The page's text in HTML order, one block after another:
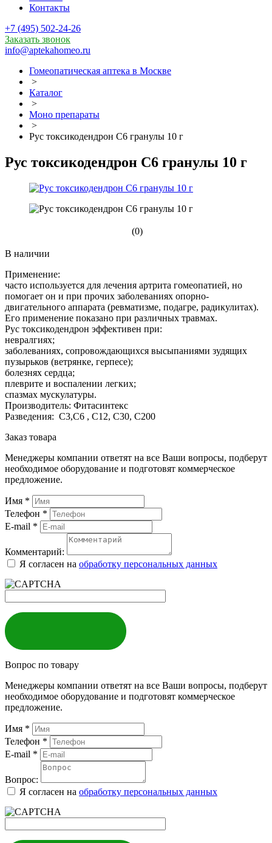
Контакты
+7 (495) 502-24-26
Заказать звонок
info@aptekahomeo.ru
Гомеопатическая аптека в Москве
>
Каталог
>
Моно препараты
>
Рус токсикодендрон С6 гранулы 10 г
Рус токсикодендрон С6 гранулы 10 г
(0)
В наличии
Применение:
часто используется для лечения артрита гомеопатией, но
помогает он и при прочих заболеваниях опорно-
двигательного аппарата (ревматизме, подагре, радикулитах).
Его применение показано при различных травмах.
Рус токсикодендрон эффективен при:
невралгиях;
заболеваниях, сопровождающихся высыпаниями зудящих
пузырьков (ветрянке, герпесе);
болезнях сердца;
плеврите и воспалении легких;
спазмах мускулатуры.
Производитель: Фитасинтекс
Разведения: С3,С6 , С12, С30, С200
Заказ товара
Менеджеры компании ответят на все Ваши вопросы, подберут
необходимое оборудование и подготовят коммерческое
предложение.
Имя *
Телефон *
E-mail *
Комментарий:
Я согласен на обработку персональных данных
Вопрос по товару
Менеджеры компании ответят на все Ваши вопросы, подберут
необходимое оборудование и подготовят коммерческое
предложение.
Имя *
Телефон *
E-mail *
Вопрос:
Я согласен на обработку персональных данных